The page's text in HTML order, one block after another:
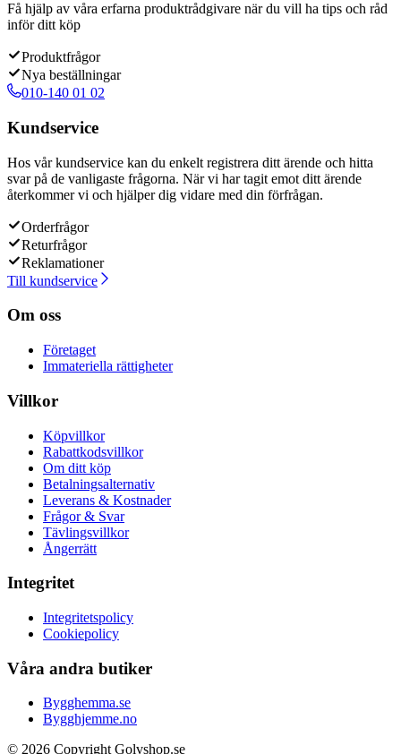
Få hjälp av våra erfarna produktrådgivare när du vill ha tips och råd
inför ditt köp
Produktfrågor
Nya beställningar
010-140 01 02
Kundservice
Hos vår kundservice kan du enkelt registrera ditt ärende och hitta
svar på de vanligaste frågorna. När vi har tagit emot ditt ärende
återkommer vi och hjälper dig vidare med din förfrågan.
Orderfrågor
Returfrågor
Reklamationer
Till kundservice
Om oss
Företaget
Immateriella rättigheter
Villkor
Köpvillkor
Rabattkodsvillkor
Om ditt köp
Betalningsalternativ
Leverans & Kostnader
Frågor & Svar
Tävlingsvillkor
Ångerrätt
Integritet
Integritetspolicy
Cookiepolicy
Våra andra butiker
Bygghemma.se
Bygghjemme.no
© 2026 Copyright Golvshop.se